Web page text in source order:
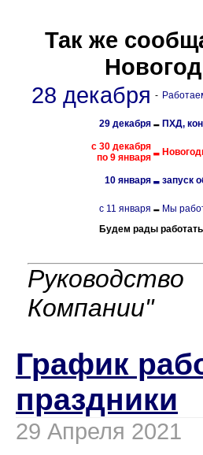
Так же
28 декабря -
29 декабря - ПХД,
с 30 декабря
по 9 января -
10 января - запуск
с 11 января - Мы
Будем рады
Компании"
График
праздники
29 Апреля 2021